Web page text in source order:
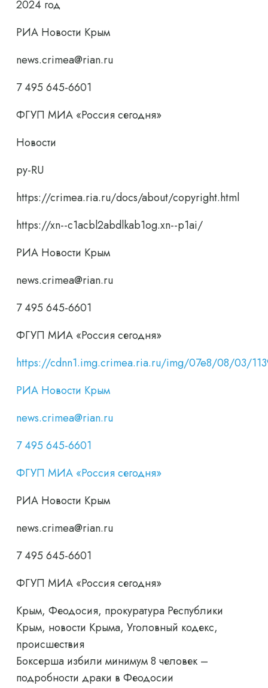
2024 год
РИА Новости Крым
news.crimea@rian.ru
7 495 645-6601
ФГУП МИА «Россия сегодня»
Новости
ру-RU
https://crimea.ria.ru/docs/about/copyright.html
https://xn--c1acbl2abdlkab1og.xn--p1ai/
РИА Новости Крым
news.crimea@rian.ru
7 495 645-6601
ФГУП МИА «Россия сегодня»
https://cdnn1.img.crimea.ria.ru/img/07e8/08/03/
РИА Новости Крым
news.crimea@rian.ru
7 495 645-6601
ФГУП МИА «Россия сегодня»
РИА Новости Крым
news.crimea@rian.ru
7 495 645-6601
ФГУП МИА «Россия сегодня»
Крым, Феодосия, прокуратура Республики
Крым, новости Крыма, Уголовный кодекс,
происшествия
Боксерша избили минимум 8 человек –
подробности драки в Феодосии